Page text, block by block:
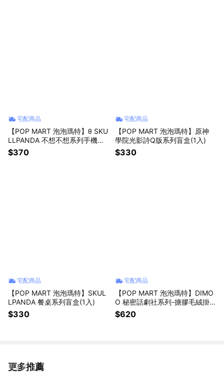
宅配商品
【POP MART 泡泡瑪特】θ SKU
LLPANDA 不想不想系列手機掛
繩盲盒(1入)
$370
宅配商品
【POP MART 泡泡瑪特】原神
學院光影詩Q版系列盲盒(1入)
$330
宅配商品
【POP MART 泡泡瑪特】SKUL
LPANDA 餐桌系列盲盒(1入)
$330
宅配商品
【POP MART 泡泡瑪特】DIMO
O 秘密話劇社系列-搪膠毛絨掛
件盲盒(1入)
$620
更多推薦
看更多